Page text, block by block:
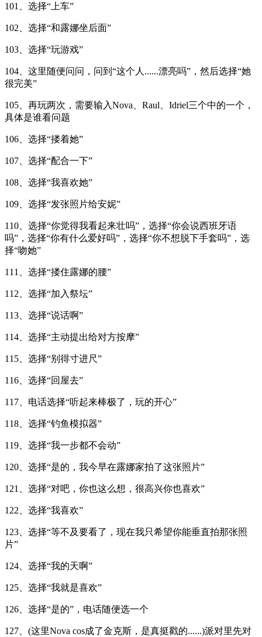
101、选择“上车”
102、选择“和露娜坐后面”
103、选择“玩游戏”
104、这里随便问问，问到“这个人......漂亮吗”，然后选择“她
很完美”
105、再玩两次，需要输入Nova、Raul、Idriel三个中的一个，
具体是谁看问题
106、选择“搂着她”
107、选择“配合一下”
108、选择“我喜欢她”
109、选择“发张照片给安妮”
110、选择“你觉得我看起来壮吗”，选择“你会说西班牙语
吗”，选择“你有什么爱好吗”，选择“你不想脱下手套吗”，选
择“吻她”
111、选择“搂住露娜的腰”
112、选择“加入祭坛”
113、选择“说话啊”
114、选择“主动提出给对方按摩”
115、选择“别得寸进尺”
116、选择“回屋去”
117、电话选择“听起来棒极了，玩的开心”
118、选择“钓鱼模拟器”
119、选择“我一步都不会动”
120、选择“是的，我今早在露娜家拍了这张照片”
121、选择“对吧，你也这么想，很高兴你也喜欢”
122、选择“我喜欢”
123、选择“等不及要看了，现在我只希望你能垂直拍那张照
片”
124、选择“我的天啊”
125、选择“我就是喜欢”
126、选择“是的”，电话随便选一个
127、(这里Nova cos成了金克斯，是真挺戳的......)派对里先对